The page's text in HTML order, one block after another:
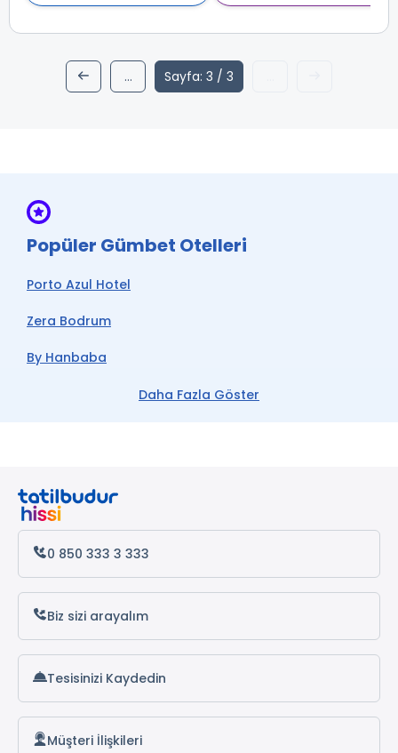
... Sayfa: 3 / 3
Daha Fazla Göster
Popüler Gümbet Otelleri
Porto Azul Hotel
Zera Bodrum
By Hanbaba
Cotton Boutique Hotel
Gün Ay Hotel Gümbet
Ayhan Suit Otel
Bodrum Lotus Line Otel
Tropicana Beach Hotel
0 850 333 3 333
Biz sizi arayalım
Tesisinizi Kaydedin
Müşteri İlişkileri